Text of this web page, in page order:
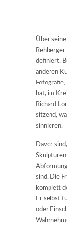
Über seine
Rehberger
definiert.
anderen
hat, im
Richard
sitzend,
sinnieren.
Davor
sind. Die
komplett
Er selbst
oder